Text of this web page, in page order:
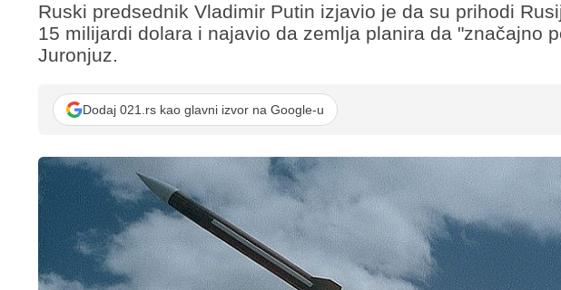
Ruski predsednik Vladimir Putin izjavio je da su prihodi
15 milijardi dolara i najavio da zemlja planira da "značajno
Juronjuz.
Dodaj 021.rs kao glavni izvor na Google-u